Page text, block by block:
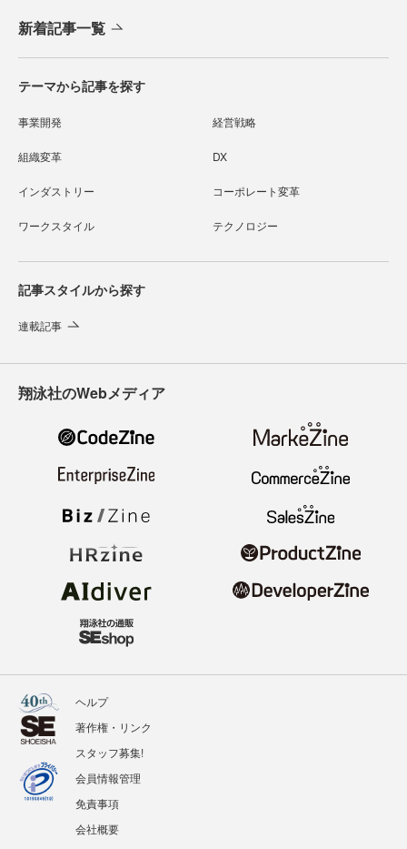
新着記事一覧
テーマから記事を探す
事業開発 経営戦略
組織変革 DX
インダストリー コーポレート変革
ワークスタイル テクノロジー
記事スタイルから探す
連載記事
翔泳社のWebメディア
ヘルプ
著作権・リンク
スタッフ募集!
会員情報管理
免責事項
会社概要